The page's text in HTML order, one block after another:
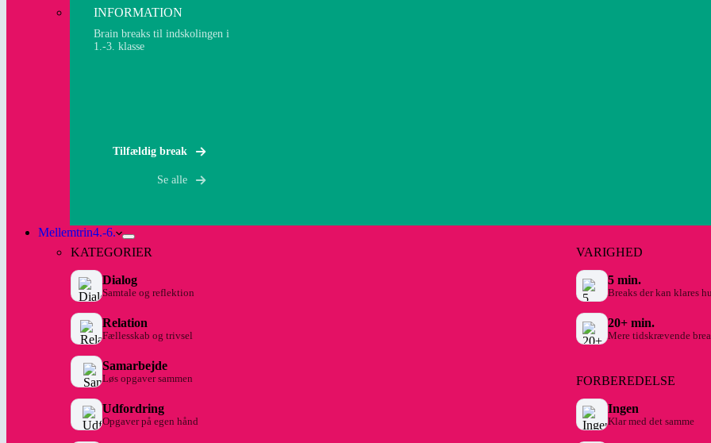
INFORMATION
Brain breaks til indskolingen i
1.-3. klasse
Tilfældig break
Se alle
Mellemtrin4.-6.
KATEGORIER
Dialog
Samtale og reflektion
Relation
Fællesskab og trivsel
Samarbejde
Løs opgaver sammen
Udfordring
Opgaver på egen hånd
VARIGHED
5 min.
Breaks der kan klares
20+ min.
Mere tidskrævende
FORBEREDELSE
Ingen
Klar med det samme